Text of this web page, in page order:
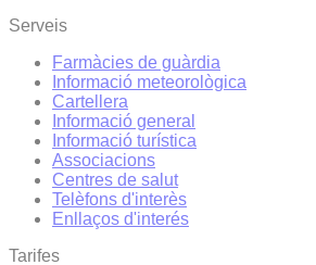
Serveis
Farmàcies de guàrdia
Informació meteorològica
Cartellera
Informació general
Informació turística
Associacions
Centres de salut
Telèfons d'interès
Enllaços d'interés
Tarifes